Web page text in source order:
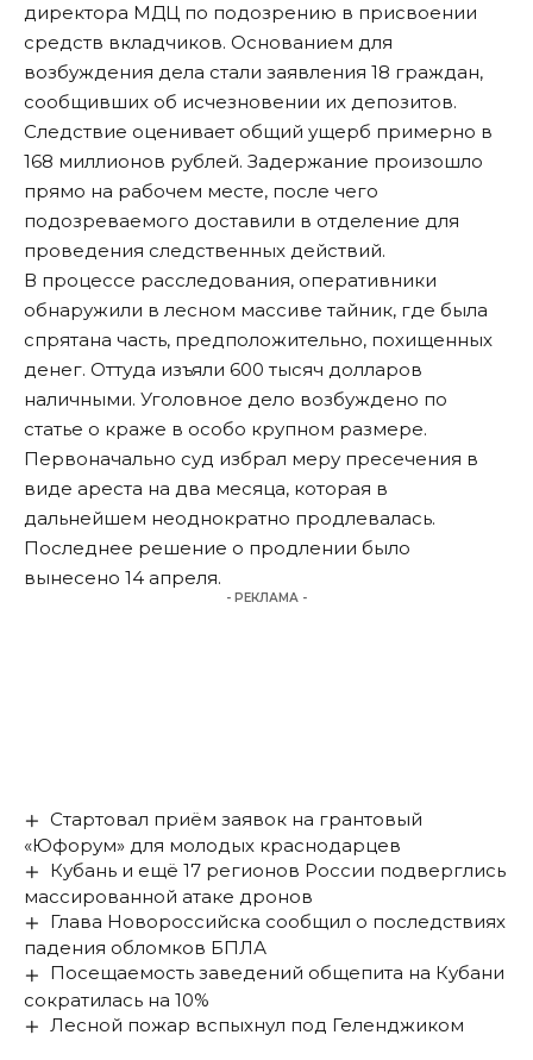
директора МДЦ по подозрению в присвоении
средств вкладчиков. Основанием для
возбуждения дела стали заявления 18 граждан,
сообщивших об исчезновении их депозитов.
Следствие оценивает общий ущерб примерно в
168 миллионов рублей. Задержание произошло
прямо на рабочем месте, после чего
подозреваемого доставили в отделение для
проведения следственных действий.
В процессе расследования, оперативники
обнаружили в лесном массиветайник, где была
спрятана часть, предположительно, похищенных
денег. Оттуда изъяли 600 тысяч долларов
наличными. Уголовное дело возбуждено по
статье о краже в особо крупном размере.
Первоначально суд избрал меру пресечения в
виде ареста на два месяца, которая в
дальнейшем неоднократно продлевалась.
Последнее решение о продлении было
вынесено 14 апреля.
- РЕКЛАМА -
Стартовал приём заявок на грантовый
«Юфорум» для молодых краснодарцев
Кубань и ещё 17 регионов России подверглись
массированной атаке дронов
Глава Новороссийска сообщил о последствиях
падения обломков БПЛА
Посещаемость заведений общепита на Кубани
сократилась на 10%
Лесной пожар вспыхнул под Геленджиком